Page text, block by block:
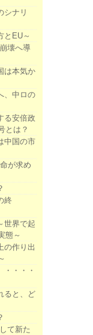
シナリ
とEU～
壊へ導
は本気か
、中ロの
る安倍政
とは？
中国の市
が求め
終
世界で起
態～
の作り出
・・・
ると、ど
て新た